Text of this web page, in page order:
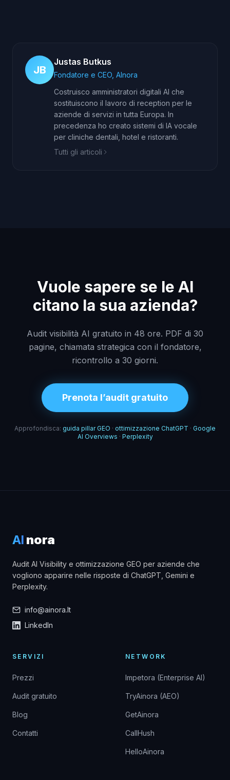
JB
Justas Butkus
Fondatore e CEO, AInora
Costruisco amministratori digitali AI che
sostituiscono il lavoro di reception per le
aziende di servizi in tutta Europa. In
precedenza ho creato sistemi di IA vocale
per cliniche dentali, hotel e ristoranti.
Tutti gli articoli
Vuole sapere se le AI
citano la sua azienda?
Audit visibilità AI gratuito in 48 ore. PDF di 30
pagine, chiamata strategica con il fondatore,
ricontrollo a 30 giorni.
Prenota l’audit gratuito
Approfondisca: guida pillar GEO · ottimizzazione ChatGPT · Google
AI Overviews · Perplexity
AI nora
Audit AI Visibility e ottimizzazione GEO per aziende che
vogliono apparire nelle risposte di ChatGPT, Gemini e
Perplexity.
info@ainora.lt
LinkedIn
SERVIZI
Prezzi
Audit gratuito
Blog
Contatti
NETWORK
Impetora (Enterprise AI)
TryAinora (AEO)
GetAinora
CallHush
HelloAinora